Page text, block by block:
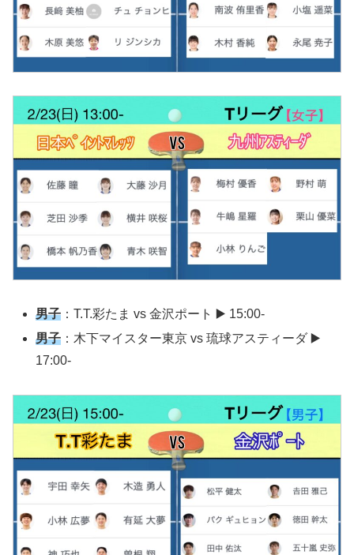
男子 ：T.T.彩たま vs 金沢ポート ▶️ 15:00-
男子 ：木下マイスター東京 vs 琉球アスティーダ ▶️
17:00-